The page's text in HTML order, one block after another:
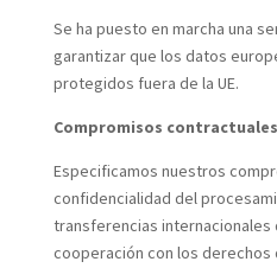
Se ha puesto en marcha una
garantizar que los datos
protegidos fuera de la UE.
Compromisos contractuales
Especificamos nuestros
confidencialidad del
transferencias internacionales
cooperación con los